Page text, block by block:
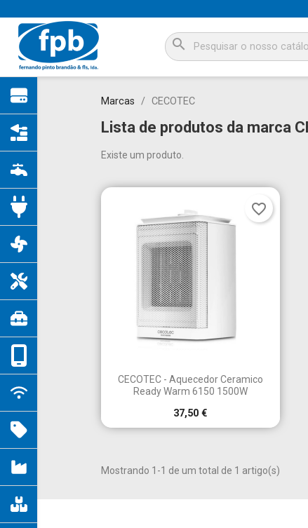
search
Marcas CECOTEC
Lista de produtos da marca
Existe um produto.
 Vista rápida
CECOTEC - Aquecedor Ceramico
Ready Warm 6150 1500W
37,50 €
favorite_border
Mostrando 1-1 de um total de 1 artigo(s)